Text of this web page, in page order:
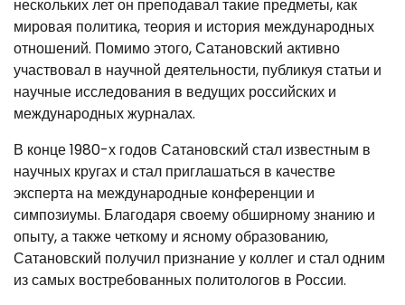
нескольких лет он преподавал такие предметы, как
мировая политика, теория и история международных
отношений. Помимо этого, Сатановский активно
участвовал в научной деятельности, публикуя статьи и
научные исследования в ведущих российских и
международных журналах.
В конце 1980-х годов Сатановский стал известным в
научных кругах и стал приглашаться в качестве
эксперта на международные конференции и
симпозиумы. Благодаря своему обширному знанию и
опыту, а также четкому и ясному образованию,
Сатановский получил признание у коллег и стал одним
из самых востребованных политологов в России.